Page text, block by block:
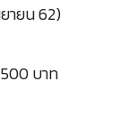
ายน 62)
บาท